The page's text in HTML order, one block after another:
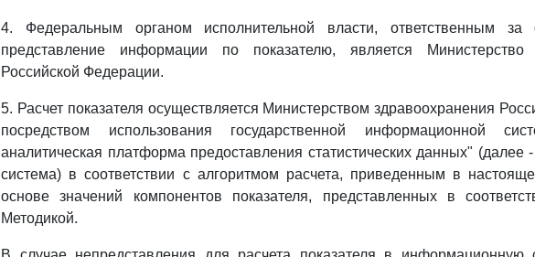
4. Федеральным органом исполнительной власти, ответственным
представление информации по показателю, является Министерство
Российской Федерации.
5. Расчет показателя осуществляется Министерством здравоохранения
посредством использования государственной информационной
аналитическая платформа предоставления статистических данных"
система) в соответствии с алгоритмом расчета, приведенным в
основе значений компонентов показателя, представленных в
Методикой.